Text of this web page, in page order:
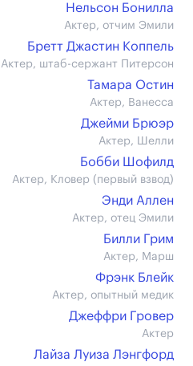
Нельсон Бонилла
Актер, отчим Эмили
Бретт Джастин Коппель
Актер, штаб-сержант Питерсон
Тамара Остин
Актер, Ванесса
Джейми Брюэр
Актер, Шелли
Бобби Шофилд
Актер, Кловер (первый взвод)
Энди Аллен
Актер, отец Эмили
Билли Грим
Актер, Марш
Фрэнк Блейк
Актер, опытный медик
Джеффри Гровер
Актер
Лайза Луиза Лэнгфорд